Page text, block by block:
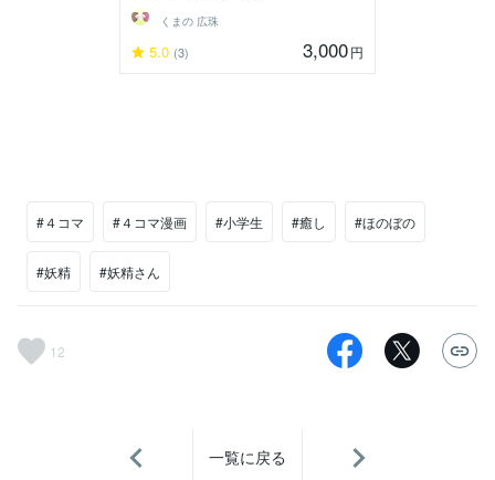
くまの 広珠
5.0 (3) 3,000円
#４コマ #４コマ漫画 #小学生 #癒し #ほのぼの
#妖精 #妖精さん
12
一覧に戻る